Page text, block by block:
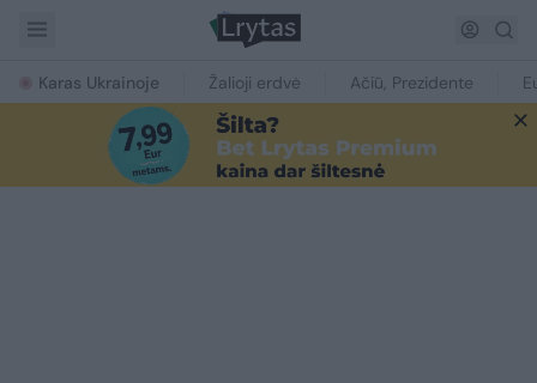
Karas Ukrainoje Žalioji erdvė Ačiū, Prezidente